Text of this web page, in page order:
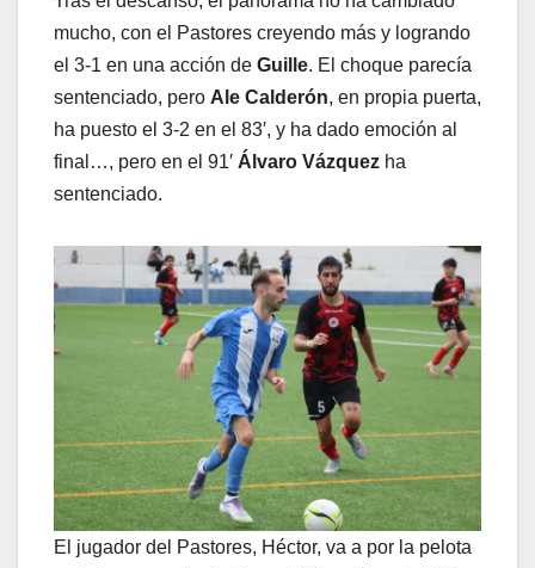
mucho, con el Pastores creyendo más y logrando
el 3-1 en una acción de Guille. El choque parecía
sentenciado, pero Ale Calderón, en propia puerta,
ha puesto el 3-2 en el 83′, y ha dado emoción al
final…, pero en el 91′ Álvaro Vázquez ha
sentenciado.
El jugador del Pastores, Héctor, va a por la pelota